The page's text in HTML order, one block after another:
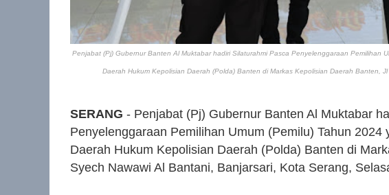
Penjabat (Pj) Gubernur Banten Al Muktabar hadiri Silaturahmi Pasca Penyelenggaraan Pemilihan
Daerah Hukum Kepolisian Daerah (Polda) Banten di Markas Kepolisian Daerah Banten,
SERANG - Penjabat (Pj) Gubernur Banten Al Muktabar
Penyelenggaraan Pemilihan Umum (Pemilu) Tahun
Daerah Hukum Kepolisian Daerah (Polda) Banten di
Syech Nawawi Al Bantani, Banjarsari, Kota Serang,